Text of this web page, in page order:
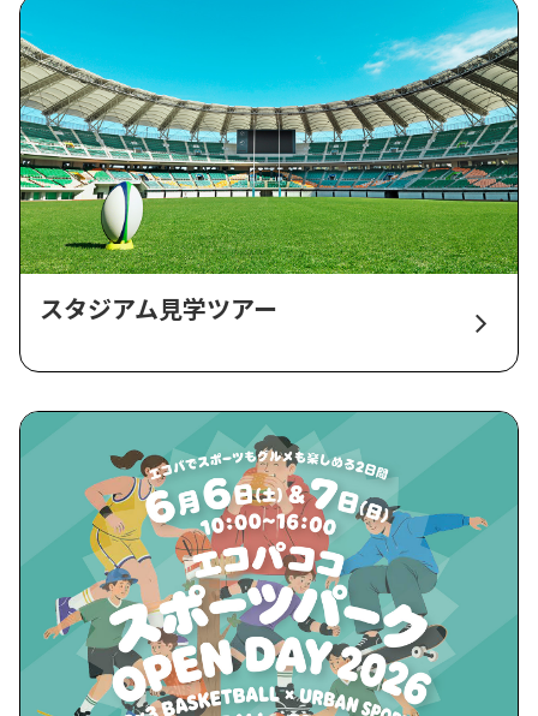
スタジアム見学ツアー